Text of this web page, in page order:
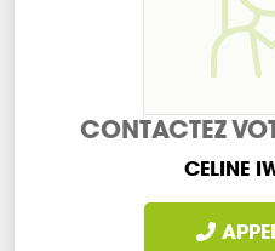
CONTACTEZ
CELINE